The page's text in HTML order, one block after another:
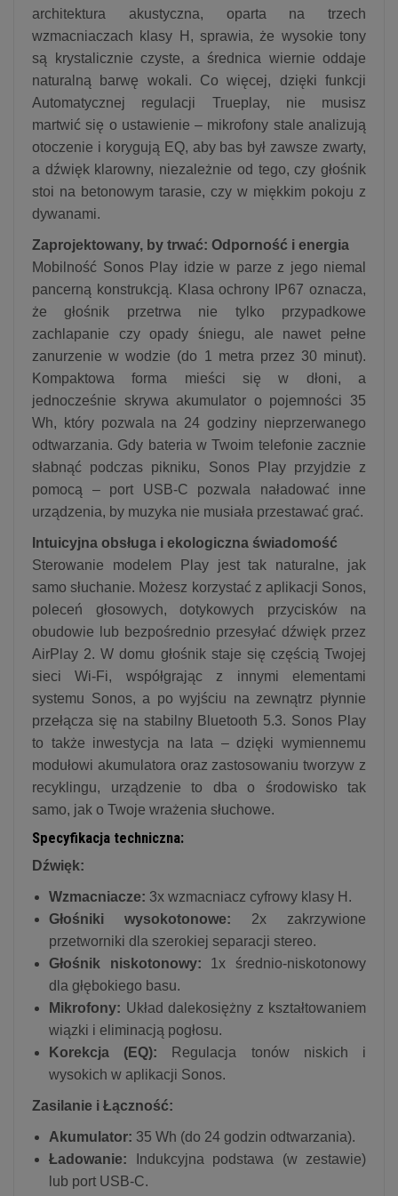
architektura akustyczna, oparta na trzech
wzmacniaczach klasy H, sprawia, że wysokie tony
są krystalicznie czyste, a średnica wiernie oddaje
naturalną barwę wokali. Co więcej, dzięki funkcji
Automatycznej regulacji Trueplay, nie musisz
martwić się o ustawienie – mikrofony stale analizują
otoczenie i korygują EQ, aby bas był zawsze zwarty,
a dźwięk klarowny, niezależnie od tego, czy głośnik
stoi na betonowym tarasie, czy w miękkim pokoju z
dywanami.
Zaprojektowany, by trwać: Odporność i energia
Mobilność Sonos Play idzie w parze z jego niemal
pancerną konstrukcją. Klasa ochrony IP67 oznacza,
że głośnik przetrwa nie tylko przypadkowe
zachlapanie czy opady śniegu, ale nawet pełne
zanurzenie w wodzie (do 1 metra przez 30 minut).
Kompaktowa forma mieści się w dłoni, a
jednocześnie skrywa akumulator o pojemności 35
Wh, który pozwala na 24 godziny nieprzerwanego
odtwarzania. Gdy bateria w Twoim telefonie zacznie
słabnąć podczas pikniku, Sonos Play przyjdzie z
pomocą – port USB-C pozwala naładować inne
urządzenia, by muzyka nie musiała przestawać grać.
Intuicyjna obsługa i ekologiczna świadomość
Sterowanie modelem Play jest tak naturalne, jak
samo słuchanie. Możesz korzystać z aplikacji Sonos,
poleceń głosowych, dotykowych przycisków na
obudowie lub bezpośrednio przesyłać dźwięk przez
AirPlay 2. W domu głośnik staje się częścią Twojej
sieci Wi-Fi, współgrając z innymi elementami
systemu Sonos, a po wyjściu na zewnątrz płynnie
przełącza się na stabilny Bluetooth 5.3. Sonos Play
to także inwestycja na lata – dzięki wymiennemu
modułowi akumulatora oraz zastosowaniu tworzyw z
recyklingu, urządzenie to dba o środowisko tak
samo, jak o Twoje wrażenia słuchowe.
Specyfikacja techniczna:
Dźwięk:
Wzmacniacze: 3x wzmacniacz cyfrowy klasy H.
Głośniki wysokotonowe: 2x zakrzywione
przetworniki dla szerokiej separacji stereo.
Głośnik niskotonowy: 1x średnio-niskotonowy
dla głębokiego basu.
Mikrofony: Układ dalekosiężny z kształtowaniem
wiązki i eliminacją pogłosu.
Korekcja (EQ): Regulacja tonów niskich i
wysokich w aplikacji Sonos.
Zasilanie i Łączność:
Akumulator: 35 Wh (do 24 godzin odtwarzania).
Ładowanie: Indukcyjna podstawa (w zestawie)
lub port USB-C.